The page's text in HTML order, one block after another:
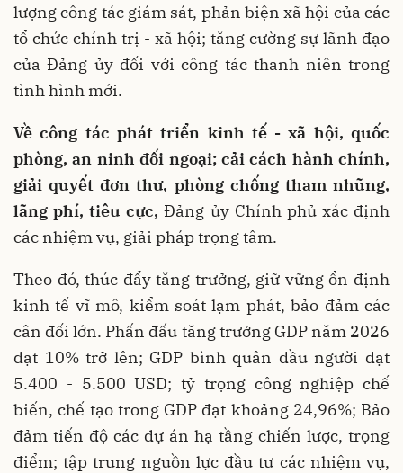
lượng công tác giám sát, phản biện xã hội của các
tổ chức chính trị - xã hội; tăng cường sự lãnh đạo
của Đảng ủy đối với công tác thanh niên trong
tình hình mới.
Về công tác phát triển kinh tế - xã hội, quốc
phòng, an ninh đối ngoại; cải cách hành chính,
giải quyết đơn thư, phòng chống tham nhũng,
lãng phí, tiêu cực, Đảng ủy Chính phủ xác định
các nhiệm vụ, giải pháp trọng tâm.
Theo đó, thúc đẩy tăng trưởng, giữ vững ổn định
kinh tế vĩ mô, kiểm soát lạm phát, bảo đảm các
cân đối lớn. Phấn đấu tăng trưởng GDP năm 2026
đạt 10% trở lên; GDP bình quân đầu người đạt
5.400 - 5.500 USD; tỷ trọng công nghiệp chế
biến, chế tạo trong GDP đạt khoảng 24,96%; Bảo
đảm tiến độ các dự án hạ tầng chiến lược, trọng
điểm; tập trung nguồn lực đầu tư các nhiệm vụ,